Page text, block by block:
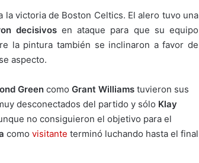
victoria de Boston Celtics. El alero tuvo una
decisivos en ataque para que su equipo
la pintura también se inclinaron a favor de
aspecto.
Green como Grant Williams tuvieron sus
desconectados del partido y sólo Klay
no consiguieron el objetivo para el
como visitante terminó luchando hasta el final